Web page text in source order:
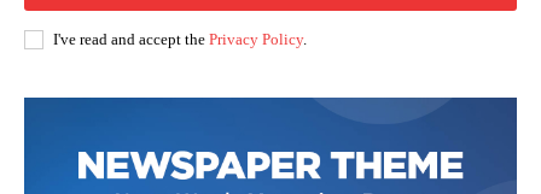
I've read and accept the Privacy Policy.